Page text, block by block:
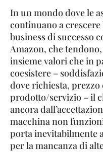
In un mondo dove le
continuano a
business di successo
Amazon, che
insieme valori che in
coesistere –
dove richiesta, prezzo
prodotto/servizio – il
ancora
macchina non
porta inevitabilmente
per la mancanza di